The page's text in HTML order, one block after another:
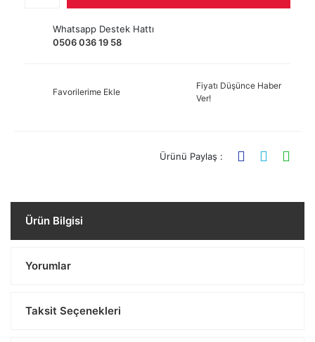
Whatsapp Destek Hattı
0506 036 19 58
Favorilerime Ekle
Fiyatı Düşünce Haber
Ver!
Ürünü Paylaş :
Ürün Bilgisi
Yorumlar
Taksit Seçenekleri